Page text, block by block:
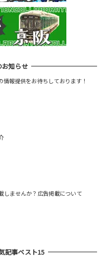
知らせ
情報提供をお待ちしております！
しませんか？広告掲載について
記事ベスト15